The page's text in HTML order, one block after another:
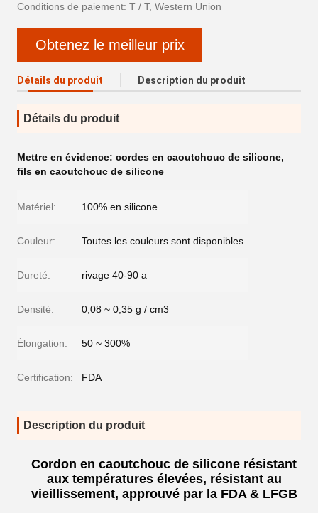
Conditions de paiement: T / T, Western Union
Obtenez le meilleur prix
Détails du produit Description du produit
Détails du produit
Mettre en évidence: cordes en caoutchouc de silicone,
fils en caoutchouc de silicone
Matériel: 100% en silicone
Couleur: Toutes les couleurs sont disponibles
Dureté: rivage 40-90 a
Densité: 0,08 ~ 0,35 g / cm3
Élongation: 50 ~ 300%
Certification: FDA
Description du produit
Cordon en caoutchouc de silicone résistant
aux températures élevées, résistant au
vieillissement, approuvé par la FDA & LFGB